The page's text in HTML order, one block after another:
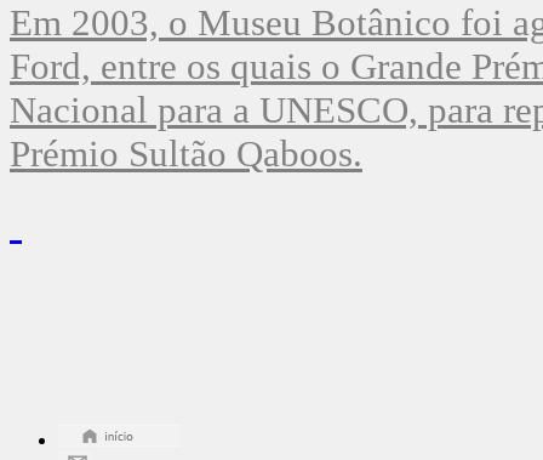
Em 2003, o Museu Botânico foi
Ford, entre os quais o Grande
Nacional para a UNESCO, para
Prémio Sultão Qaboos.